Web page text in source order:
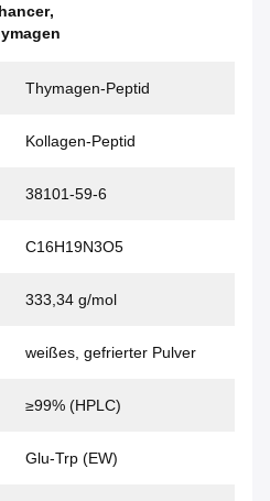
,
Thymagen-Peptid
Kollagen-Peptid
38101-59-6
C16H19N3O5
333,34 g/mol
weißes, gefrierter Pulver
≥99% (HPLC)
Glu-Trp (EW)